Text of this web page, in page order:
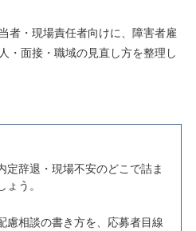
者・現場責任者向けに、障害者雇
・面接・職域の見直し方を整理し
定辞退・現場不安のどこで詰ま
ょう。
慮相談の書き方を、応募者目線